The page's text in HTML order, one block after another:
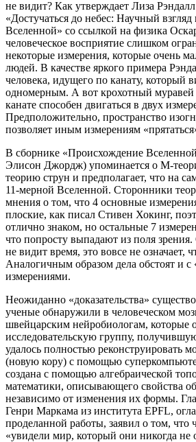
не видит? Как утверждает Лиза
«Достучаться до небес: Научный взгляд
Вселенной» со ссылкой на физика
человеческое восприятие слишком
некоторые измерения, которые очень
людей. В качестве яркого примера
человека, идущего по канату, который
одномерным. А вот крохотный муравей
канате способен двигаться в двух
Предположительно, пространство
позволяет иным измерениям
В сборнике «Происхождение
Элисон Джордж) упоминается о М-
теорию струн и предполагает, что на
11-мерной Вселенной. Сторонники
мнения о том, что 4 основные
плоские, как писал Стивен Хокинг,
отлично знаком, но остальные 7
что попросту выпадают из поля
не видит время, это вовсе не означает,
Аналогичным образом дела обстоят и
измерениями.
Неожиданно «доказательства»
ученые обнаружили в человеческом
швейцарским нейробиологам, которые
исследовательскую группу,
удалось полностью реконструировать
(новую кору) с помощью
создана с помощью алгебраической
математики, описывающего свойства
независимо от изменения их формы.
Генри Маркама из института EPFL,
проделанной работы, заявил о том,
«увидели мир, который они никогда не